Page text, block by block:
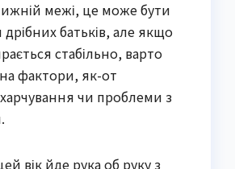
межі, це може бути
батьків, але якщо
стабільно, варто
фактори, як-от
чи проблеми з
вік йде рука об руку з